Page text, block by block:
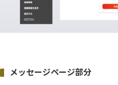
メッセージページ部分